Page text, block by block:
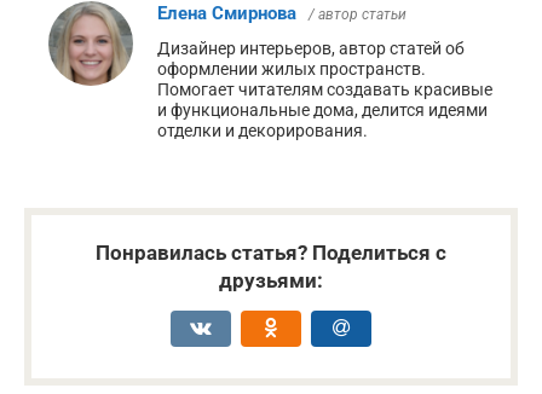
Елена Смирнова / автор статьи
Дизайнер интерьеров, автор статей об
оформлении жилых пространств.
Помогает читателям создавать красивые
и функциональные дома, делится идеями
отделки и декорирования.
Понравилась статья? Поделиться с
друзьями: